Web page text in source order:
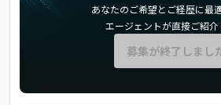
あなたのご希望とご経歴に最
エージェントが直接ご紹
募集が終了しまし